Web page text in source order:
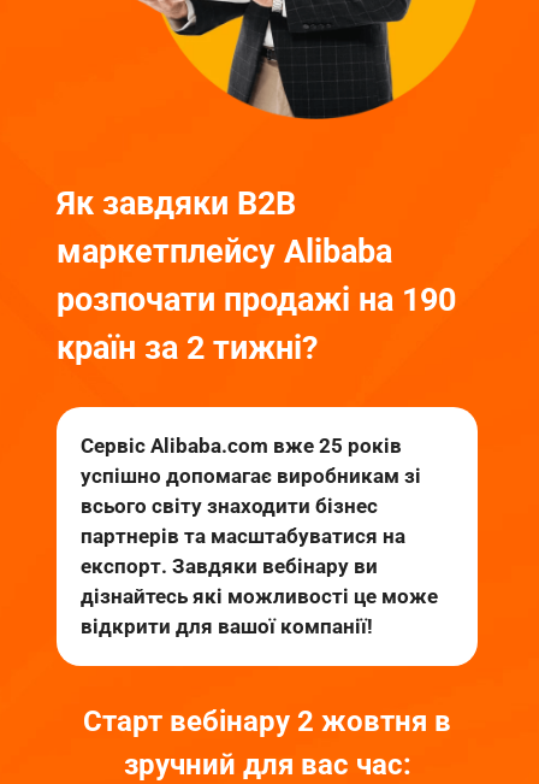
Як завдяки B2B
маркетплейсу Alibaba
розпочати продажі на 190
країн за 2 тижні?
Сервіс Alibaba.com вже 25 років
успішно допомагає виробникам зі
всього світу знаходити бізнес
партнерів та масштабуватися на
експорт. Завдяки вебінару ви
дізнайтесь які можливості це може
відкрити для вашої компанії!
Старт вебінару 2 жовтня в
зручний для вас час: